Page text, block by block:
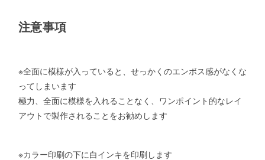
注意事項
※全面に模様が入っていると、せっかくのエンボス感がなくな
ってしまいます
極力、全面に模様を入れることなく、ワンポイント的なレイ
アウトで製作されることをお勧めします
※カラー印刷の下に白インキを印刷します